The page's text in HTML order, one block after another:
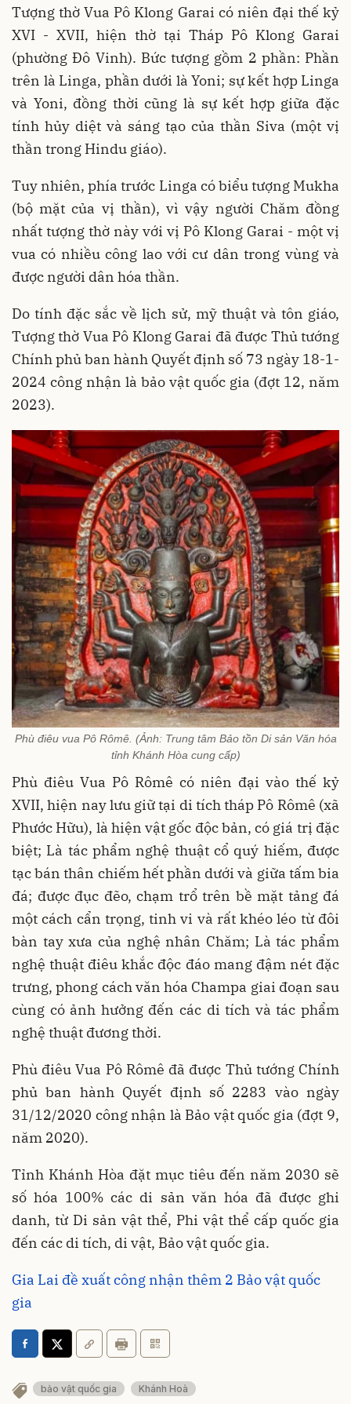
Tượng thờ Vua Pô Klong Garai có niên đại thế kỷ
XVI - XVII, hiện thờ tại Tháp Pô Klong Garai
(phường Đô Vinh). Bức tượng gồm 2 phần: Phần
trên là Linga, phần dưới là Yoni; sự kết hợp Linga
và Yoni, đồng thời cũng là sự kết hợp giữa đặc
tính hủy diệt và sáng tạo của thần Siva (một vị
thần trong Hindu giáo).
Tuy nhiên, phía trước Linga có biểu tượng Mukha
(bộ mặt của vị thần), vì vậy người Chăm đồng
nhất tượng thờ này với vị Pô Klong Garai - một vị
vua có nhiều công lao với cư dân trong vùng và
được người dân hóa thần.
Do tính đặc sắc về lịch sử, mỹ thuật và tôn giáo,
Tượng thờ Vua Pô Klong Garai đã được Thủ tướng
Chính phủ ban hành Quyết định số 73 ngày 18-1-
2024 công nhận là bảo vật quốc gia (đợt 12, năm
2023).
Phù điêu vua Pô Rômê. (Ảnh: Trung tâm Bảo tồn Di sản Văn hóa
tỉnh Khánh Hòa cung cấp)
Phù điêu Vua Pô Rômê có niên đại vào thế kỷ
XVII, hiện nay lưu giữ tại di tích tháp Pô Rômê (xã
Phước Hữu), là hiện vật gốc độc bản, có giá trị đặc
biệt; Là tác phẩm nghệ thuật cổ quý hiếm, được
tạc bán thân chiếm hết phần dưới và giữa tấm bia
đá; được đục đẽo, chạm trổ trên bề mặt tảng đá
một cách cẩn trọng, tinh vi và rất khéo léo từ đôi
bàn tay xưa của nghệ nhân Chăm; Là tác phẩm
nghệ thuật điêu khắc độc đáo mang đậm nét đặc
trưng, phong cách văn hóa Champa giai đoạn sau
cùng có ảnh hưởng đến các di tích và tác phẩm
nghệ thuật đương thời.
Phù điêu Vua Pô Rômê đã được Thủ tướng Chính
phủ ban hành Quyết định số 2283 vào ngày
31/12/2020 công nhận là Bảo vật quốc gia (đợt 9,
năm 2020).
Tỉnh Khánh Hòa đặt mục tiêu đến năm 2030 sẽ
số hóa 100% các di sản văn hóa đã được ghi
danh, từ Di sản vật thể, Phi vật thể cấp quốc gia
đến các di tích, di vật, Bảo vật quốc gia.
Gia Lai đề xuất công nhận thêm 2 Bảo vật quốc
gia
bảo vật quốc gia Khánh Hoà